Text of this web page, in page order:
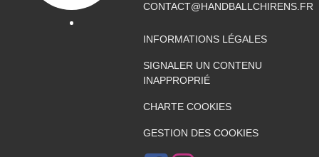
CONTACT@HANDBALLCHIRENS.FR
INFORMATIONS LÉGALES
SIGNALER UN CONTENU
INAPPROPRIÉ
CHARTE COOKIES
GESTION DES COOKIES